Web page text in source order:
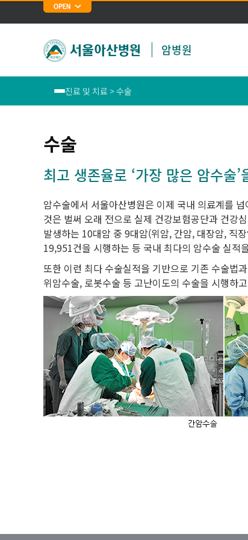
암병원
진료 및 치료 > 수술
암병원장 인사말
연혁
공지사항
암분야 의료질 평가
진료 및 치료
연구
진료지원시스템
이용안내
수술
최고 생존율로 ‘가장 많은 암수술
암수술에서 서울아산병원은 이제 국내 의료계를
것은 벌써 오래 전으로 실제 건강보험공단과 건강
발생하는 10대암 중 9대암(위암, 간암, 대장암, 직
19,951건을 시행하는 등 국내 최다의 암수술 실적
또한 이런 최다 수술실적을 기반으로 기존 수술법
위암수술, 로봇수술 등 고난이도의 수술을 시행하